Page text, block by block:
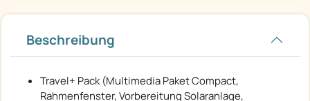
Beschreibung
Travel+ Pack (Multimedia Paket Compact,
Rahmenfenster, Vorbereitung Solaranlage,